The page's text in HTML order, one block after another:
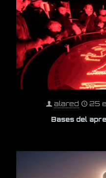
alared 25
Bases del